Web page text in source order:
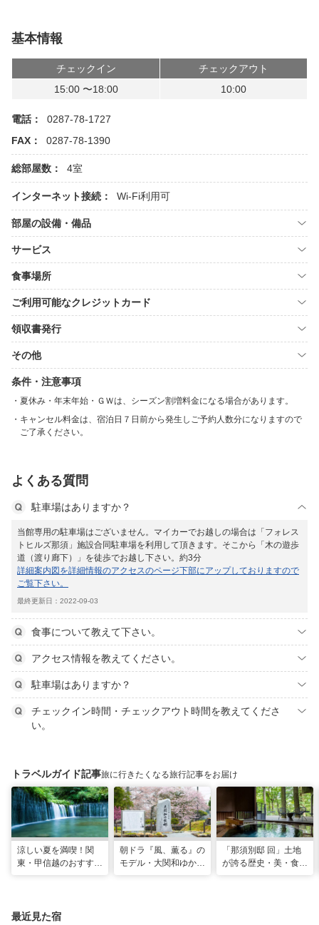
基本情報
チェックイン
チェックアウト
15:00 〜18:00
10:00
電話：
0287-78-1727
FAX：
0287-78-1390
総部屋数： 4室
インターネット接続： Wi-Fi利用可
部屋の設備・備品
サービス
食事場所
ご利用可能なクレジットカード
領収書発行
その他
条件・注意事項
夏休み・年末年始・ＧＷは、シーズン割増料金になる場合があります。
キャンセル料金は、宿泊日７日前から発生しご予約人数分になりますので
ご了承ください。
よくある質問
駐車場はありますか？
当館専用の駐車場はございません。マイカーでお越しの場合は「フォレス
トヒルズ那須」施設合同駐車場を利用して頂きます。そこから「木の遊歩
道（渡り廊下）」を徒歩でお越し下さい。約3分
詳細案内図を詳細情報のアクセスのページ下部にアップしておりますので
ご覧下さい。
最終更新日：2022-09-03
食事について教えて下さい。
アクセス情報を教えてください。
駐車場はありますか？
チェックイン時間・チェックアウト時間を教えてくださ
い。
トラベルガイド記事旅に行きたくなる旅行記事をお届け
涼しい夏を満喫！関
東・甲信越のおすすめ
朝ドラ『風、薫る』の
モデル・大関和ゆかり
「那須別邸 回」土地
が誇る歴史・美・食を
最近見た宿